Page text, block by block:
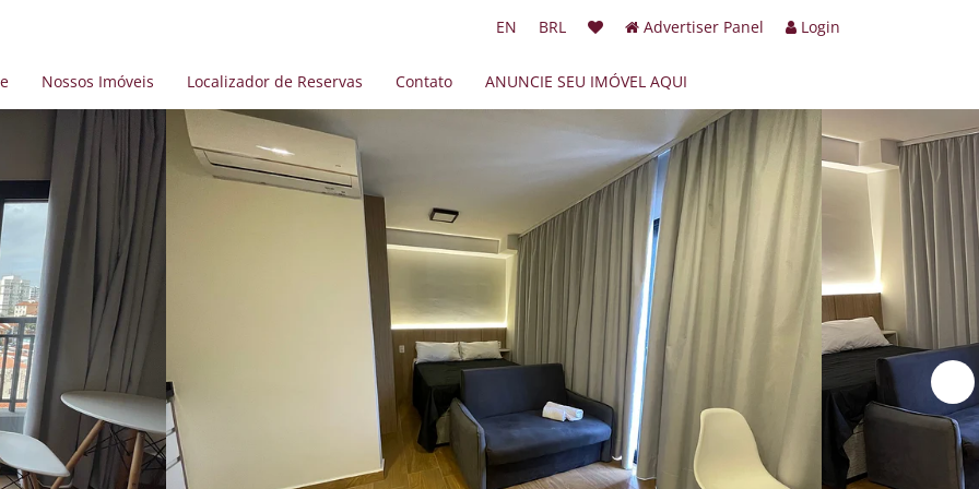
EN BRL Advertiser Panel Login
Nossos Imóveis Localizador de Reservas Contato ANUNCIE SEU IMÓVEL AQUI